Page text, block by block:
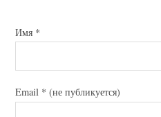
Имя *
Email * (не публикуется)